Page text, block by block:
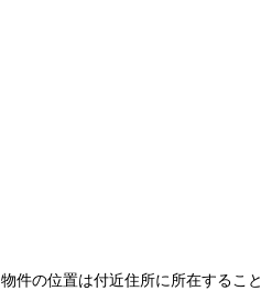
件の位置は付近住所に所在するこ